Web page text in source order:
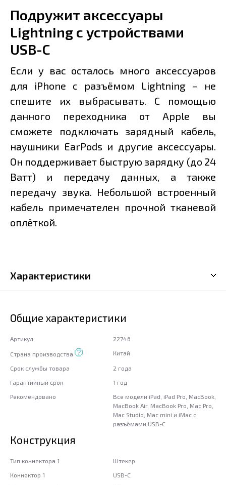
Подружит аксессуары
Lightning c устройствами
USB-C
Если у вас осталось много аксессуаров
для iPhone с разъёмом Lightning – не
спешите их выбрасывать. С помощью
данного переходника от Apple вы
сможете подключать зарядный кабель,
наушники EarPods и другие аксессуары.
Он поддерживает быструю зарядку (до 24
Ватт) и передачу данных, а также
передачу звука. Небольшой встроенный
кабель примечателен прочной тканевой
оплёткой.
Характеристики
Общие характеристики
Артикул 22746
Страна производства Китай
Срок службы товара
2 года
Гарантийный срок
1 год
Рекомендовано
Все модели iPad, iPad Pro, MacBook,
MacBook Air, MacBook Pro, Mac Pro,
Mac Studio, Mac mini и iMac с
разъёмами USB-C
Конструкция
Тип коннектора 1
Штекер
Коннектор 1
USB-C